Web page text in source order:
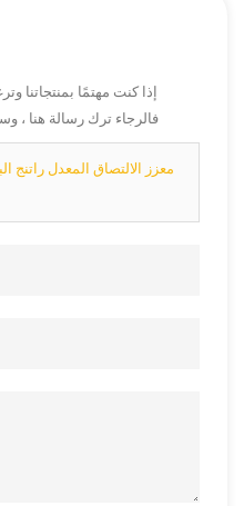
إذا كنت مهتمًا بمنتجاتنا
فالرجاء ترك رسالة هنا